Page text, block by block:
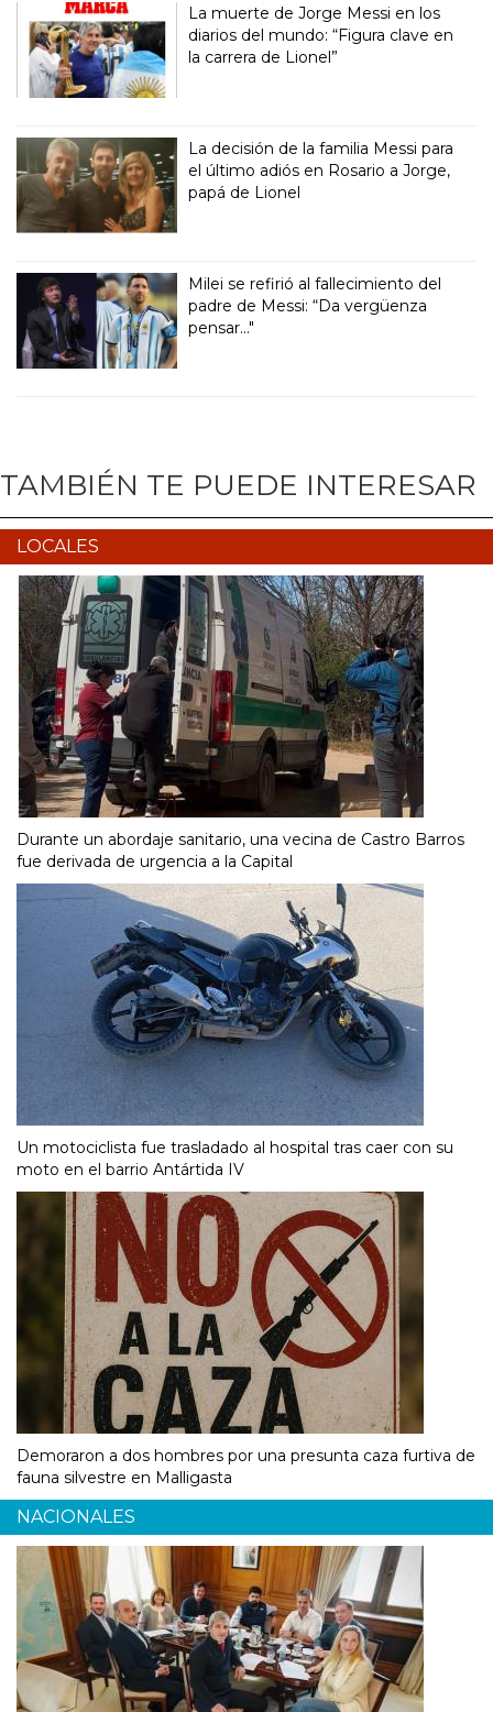
La muerte de Jorge Messi en los
diarios del mundo: “Figura clave en
la carrera de Lionel”
La decisión de la familia Messi para
el último adiós en Rosario a Jorge,
papá de Lionel
Milei se refirió al fallecimiento del
padre de Messi: “Da vergüenza
pensar..."
TAMBIÉN TE PUEDE INTERESAR
LOCALES
Durante un abordaje sanitario, una vecina de Castro Barros
fue derivada de urgencia a la Capital
Un motociclista fue trasladado al hospital tras caer con su
moto en el barrio Antártida IV
Demoraron a dos hombres por una presunta caza furtiva de
fauna silvestre en Malligasta
NACIONALES